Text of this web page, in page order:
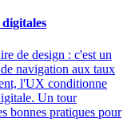
de design : c'est un
navigation aux taux
l'UX conditionne
Un tour
bonnes pratiques pour